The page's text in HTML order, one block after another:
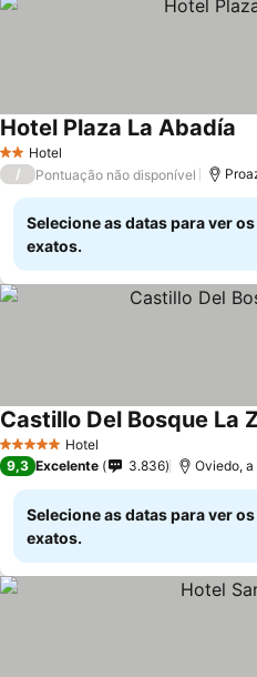
2 Estrelas
Hotel
Hotel Plaza La Abadía
/ Pontuação não disponível
Selecione as datas para ver
exatos.
5 Estrelas Hotel
Castillo Del Bosque La
9,3 Excelente 3.836 Oviedo, a
Selecione as datas para ver
exatos.